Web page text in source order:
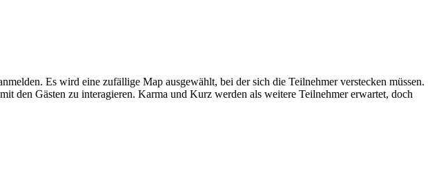
Es wird eine zufällige Map ausgewählt, bei der sich die Teilnehmer verstecken müssen.
den Gästen zu interagieren. Karma und Kurz werden als weitere Teilnehmer erwartet, doch